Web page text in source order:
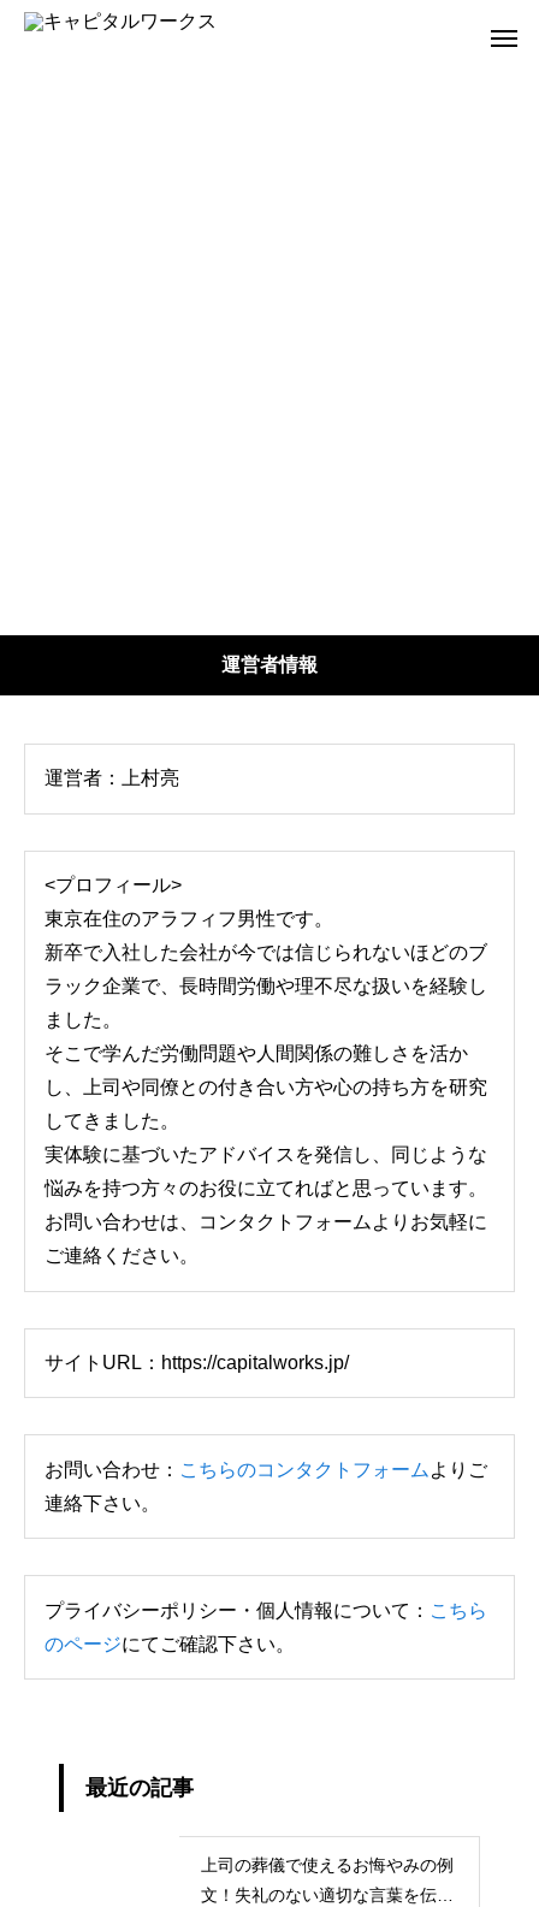
運営者情報
運営者：上村亮
<プロフィール>
東京在住のアラフィフ男性です。
新卒で入社した会社が今では信じられないほどのブ
ラック企業で、長時間労働や理不尽な扱いを経験し
ました。
そこで学んだ労働問題や人間関係の難しさを活か
し、上司や同僚との付き合い方や心の持ち方を研究
してきました。
実体験に基づいたアドバイスを発信し、同じような
悩みを持つ方々のお役に立てればと思っています。
お問い合わせは、コンタクトフォームよりお気軽に
ご連絡ください。
サイトURL：https://capitalworks.jp/
お問い合わせ： こちらのコンタクトフォーム よりご
連絡下さい。
プライバシーポリシー・個人情報について： こちら
のページにてご確認下さい。
最近の記事
上司の葬儀で使えるお悔やみの例
文！失礼のない適切な言葉を伝え